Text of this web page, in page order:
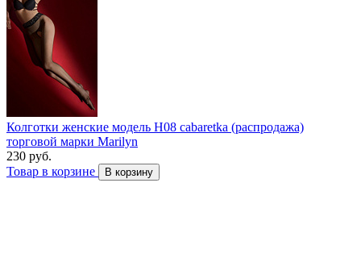
Колготки женские модель H08 cabaretka (распродажа)
торговой марки Marilyn
230 руб.
Товар в корзине
В корзину